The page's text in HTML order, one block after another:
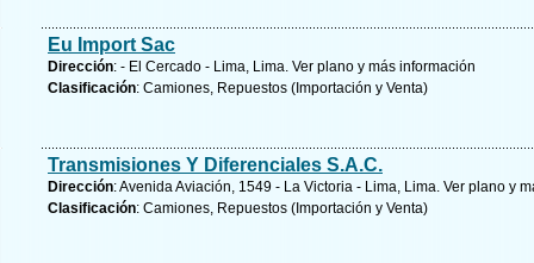
Eu Import Sac
Dirección: - El Cercado - Lima, Lima. Ver plano y más información
Clasificación: Camiones, Repuestos (Importación y Venta)
Transmisiones Y Diferenciales S.A.C.
Dirección: Avenida Aviación, 1549 - La Victoria - Lima, Lima. Ver plano y
Clasificación: Camiones, Repuestos (Importación y Venta)